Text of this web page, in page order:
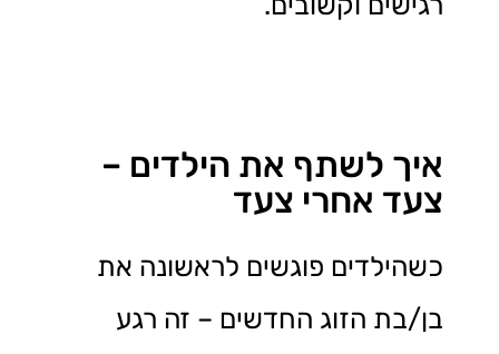
איך לשתף את הילדים –
צעד אחרי צעד
כשהילדים פוגשים לראשונה את
בן/בת הזוג החדשים – זה רגע